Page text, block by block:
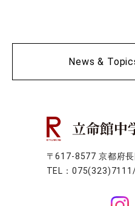
News &
〒617-8577 京都府
TEL：